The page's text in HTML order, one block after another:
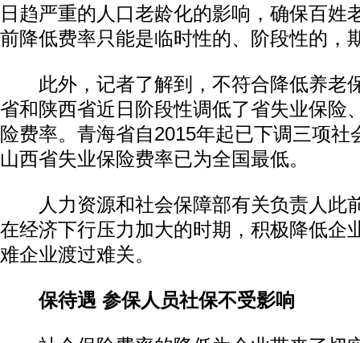
日趋严重的人口老龄化的影响，确保百姓
前降低费率只能是临时性的、阶段性的，
此外，记者了解到，不符合降低养老
省和陕西省近日阶段性调低了省失业保险
险费率。青海省自2015年起已下调三项社
山西省失业保险费率已为全国最低。
人力资源和社会保障部有关负责人此
在经济下行压力加大的时期，积极降低企
难企业渡过难关。
保待遇 参保人员社保不受影响